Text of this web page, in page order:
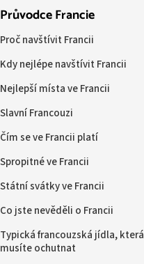
Průvodce Francie
Proč navštívit Francii
Kdy nejlépe navštívit Francii
Nejlepší místa ve Francii
Slavní Francouzi
Čím se ve Francii platí
Spropitné ve Francii
Státní svátky ve Francii
Co jste nevěděli o Francii
Typická francouzská jídla, která
musíte ochutnat